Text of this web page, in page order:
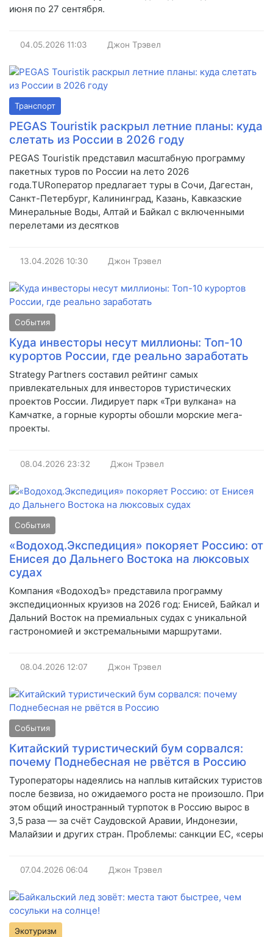
июня по 27 сентября.
04.05.2026 11:03 Джон Трэвел
Транспорт
PEGAS Touristik раскрыл летние планы: куда
слетать из России в 2026 году
PEGAS Touristik представил масштабную программу
пакетных туров по России на лето 2026
года.TURоператор предлагает туры в Сочи, Дагестан,
Санкт-Петербург, Калининград, Казань, Кавказские
Минеральные Воды, Алтай и Байкал с включенными
перелетами из десятков
13.04.2026 10:30 Джон Трэвел
События
Куда инвесторы несут миллионы: Топ-10
курортов России, где реально заработать
Strategy Partners составил рейтинг самых
привлекательных для инвесторов туристических
проектов России. Лидирует парк «Три вулкана» на
Камчатке, а горные курорты обошли морские мега-
проекты.
08.04.2026 23:32 Джон Трэвел
События
«Водоход.Экспедиция» покоряет Россию: от
Енисея до Дальнего Востока на люксовых
судах
Компания «ВодоходЪ» представила программу
экспедиционных круизов на 2026 год: Енисей, Байкал и
Дальний Восток на премиальных судах с уникальной
гастрономией и экстремальными маршрутами.
08.04.2026 12:07 Джон Трэвел
События
Китайский туристический бум сорвался:
почему Поднебесная не рвётся в Россию
Туроператоры надеялись на наплыв китайских туристов
после безвиза, но ожидаемого роста не произошло. При
этом общий иностранный турпоток в Россию вырос в
3,5 раза — за счёт Саудовской Аравии, Индонезии,
Малайзии и других стран. Проблемы: санкции ЕС, «серы
07.04.2026 06:04 Джон Трэвел
Экотуризм